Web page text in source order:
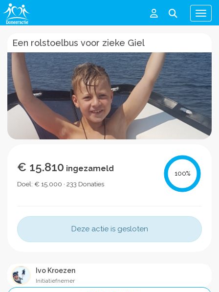
Menu
Een rolstoelbus voor zieke Giel
€ 15.810 ingezameld
Doel: € 15.000 · 233 Donaties
100%
Deze actie is gesloten
Ivo Kroezen
Initiatiefnemer